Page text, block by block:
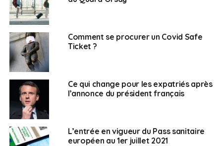
Comment se procurer un Covid Safe
Ticket ?
Ce qui change pour les expatriés après
l’annonce du président français
L’entrée en vigueur du Pass sanitaire
européen au 1er juillet 2021